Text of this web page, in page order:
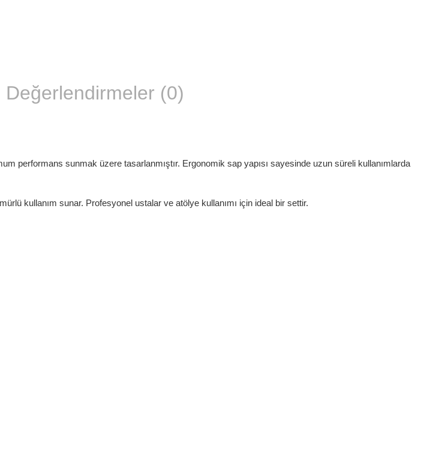
Değerlendirmeler (0)
performans sunmak üzere tasarlanmıştır. Ergonomik sap yapısı sayesinde uzun süreli kullanımlarda
kullanım sunar. Profesyonel ustalar ve atölye kullanımı için ideal bir settir.